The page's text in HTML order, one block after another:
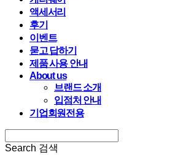
액세서리
후기
이벤트
묻고 답하기
제품 사용 안내
About us
브랜드 소개
입점처 안내
기업회원전용
Search 검색